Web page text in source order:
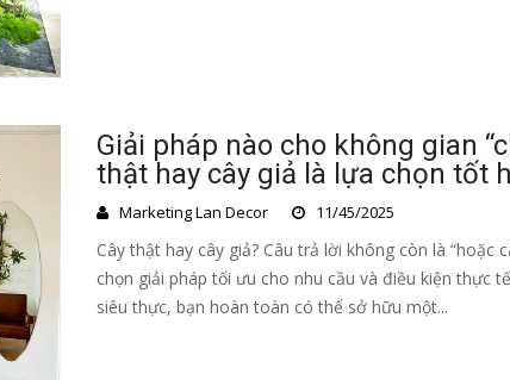
Giải pháp nào cho không gian
thật hay cây giả là lựa chọn tốt
Marketing Lan Decor 11/45/2025
Cây thật hay cây giả? Câu trả lời không còn là “hoặc
chọn giải pháp tối ưu cho nhu cầu và điều kiện thực
siêu thực, bạn hoàn toàn có thể sở hữu một...